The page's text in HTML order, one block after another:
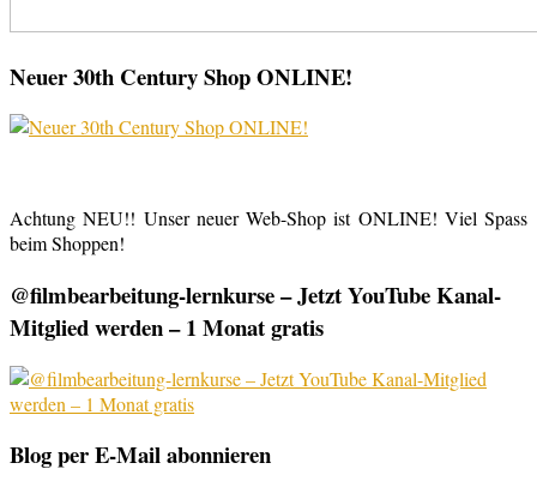
Neuer 30th Century Shop ONLINE!
Achtung NEU!! Unser neuer Web-Shop ist ONLINE! Viel Spass
beim Shoppen!
@filmbearbeitung-lernkurse – Jetzt YouTube Kanal-
Mitglied werden – 1 Monat gratis
Blog per E-Mail abonnieren